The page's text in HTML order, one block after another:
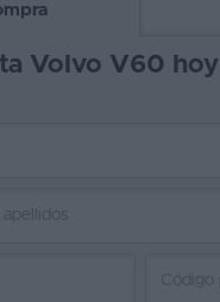
Volvo V60 hoy